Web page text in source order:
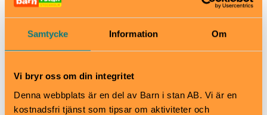
Samtycke Information Om
Vi bryr oss om din integritet
Denna webbplats är en del av Barn i stan AB. Vi är en
kostnadsfri tjänst som tipsar om aktiviteter och
Vrak
info@vrak.se